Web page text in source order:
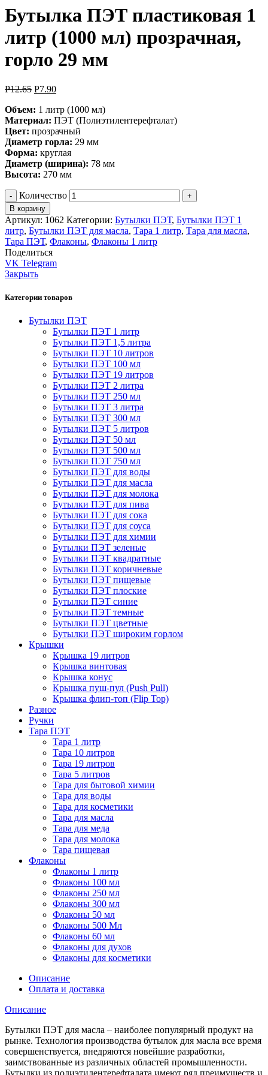
Бутылка ПЭТ пластиковая 1
литр (1000 мл) прозрачная,
горло 29 мм
Р12.65 Р7.90
Объем: 1 литр (1000 мл)
Материал: ПЭТ (Полиэтилентерефталат)
Цвет: прозрачный
Диаметр горла: 29 мм
Форма: круглая
Диаметр (ширина): 78 мм
Высота: 270 мм
Количество
В корзину
Артикул: 1062 Категории: Бутылки ПЭТ, Бутылки ПЭТ 1
литр, Бутылки ПЭТ для масла, Тара 1 литр, Тара для масла,
Тара ПЭТ, Флаконы, Флаконы 1 литр
Поделиться
VK Telegram
Закрыть
Категории товаров
Бутылки ПЭТ
Бутылки ПЭТ 1 литр
Бутылки ПЭТ 1,5 литра
Бутылки ПЭТ 10 литров
Бутылки ПЭТ 100 мл
Бутылки ПЭТ 19 литров
Бутылки ПЭТ 2 литра
Бутылки ПЭТ 250 мл
Бутылки ПЭТ 3 литра
Бутылки ПЭТ 300 мл
Бутылки ПЭТ 5 литров
Бутылки ПЭТ 50 мл
Бутылки ПЭТ 500 мл
Бутылки ПЭТ 750 мл
Бутылки ПЭТ для воды
Бутылки ПЭТ для масла
Бутылки ПЭТ для молока
Бутылки ПЭТ для пива
Бутылки ПЭТ для сока
Бутылки ПЭТ для соуса
Бутылки ПЭТ для химии
Бутылки ПЭТ зеленые
Бутылки ПЭТ квадратные
Бутылки ПЭТ коричневые
Бутылки ПЭТ пищевые
Бутылки ПЭТ плоские
Бутылки ПЭТ синие
Бутылки ПЭТ темные
Бутылки ПЭТ цветные
Бутылки ПЭТ широким горлом
Крышки
Крышка 19 литров
Крышка винтовая
Крышка конус
Крышка пуш-пул (Push Pull)
Крышка флип-топ (Flip Top)
Разное
Ручки
Тара ПЭТ
Тара 1 литр
Тара 10 литров
Тара 19 литров
Тара 5 литров
Тара для бытовой химии
Тара для воды
Тара для косметики
Тара для масла
Тара для меда
Тара для молока
Тара пищевая
Флаконы
Флаконы 1 литр
Флаконы 100 мл
Флаконы 250 мл
Флаконы 300 мл
Флаконы 50 мл
Флаконы 500 Мл
Флаконы 60 мл
Флаконы для духов
Флаконы для косметики
Описание
Оплата и доставка
Описание
Бутылки ПЭТ для масла – наиболее популярный продукт на
рынке. Технология производства бутылок для масла все время
совершенствуется, внедряются новейшие разработки,
заимствованные из различных областей промышленности.